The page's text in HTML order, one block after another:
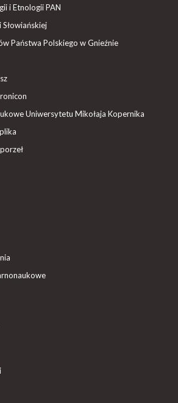
i Etnologii PAN
Państwa Polskiego w Gnieźnie
Uniwersytetu Mikołaja Kopernika